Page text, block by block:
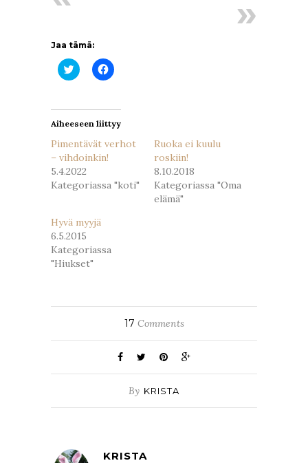
Jaa tämä:
Jaa
Twitterissä(Avautuu
Jaa
Facebookissa(Avautuu
Aiheeseen liittyy
Pimentävät verhot
– vihdoinkin!
5.4.2022
Kategoriassa "koti"
Ruoka ei kuulu
roskiin!
8.10.2018
Kategoriassa "Oma
elämä"
Hyvä myyjä
6.5.2015
Kategoriassa
"Hiukset"
17 Comments
By KRISTA
KRISTA